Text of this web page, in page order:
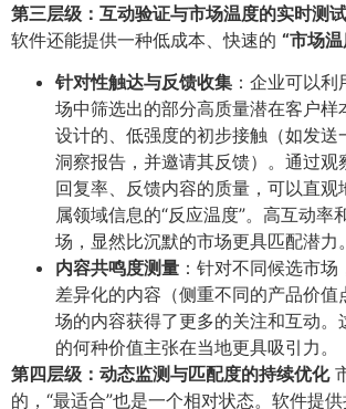
第三层级：互动验证与市场温度的实时测试
软件还能提供一种低成本、快速的 ​“市场
针对性触达与反馈收集 ：企业可以
场中筛选出的部分高质量潜在客户样
设计的、低强度的初步接触（如发送
洞察报告，并邀请其反馈）。通过观
回复率、反馈内容的质量，可以直观
属领域信息的“反应温度”。高互动率
场，显然比沉默的市场更具匹配潜力。
内容共鸣度测量 ：针对不同候选市
差异化的内容（侧重不同的产品价值
场的内容获得了更多的关注和互动。
的何种价值主张在当地更具吸引力。
第四层级：动态监测与匹配度的持续优化
的，“最适合”也是一个相对状态。软件提